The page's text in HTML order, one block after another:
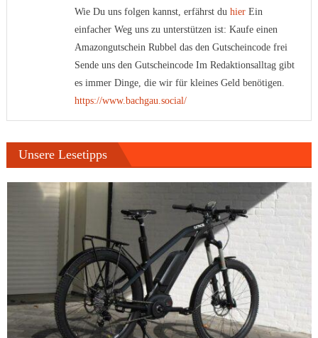
Wie Du uns folgen kannst, erfährst du hierEin
einfacher Weg uns zu unterstützen ist: Kaufe einen
Amazongutschein Rubbel das den Gutscheincode frei
Sende uns den Gutscheincode Im Redaktionsalltag gibt
es immer Dinge, die wir für kleines Geld benötigen.
https://www.bachgau.social/
Unsere Lesetipps